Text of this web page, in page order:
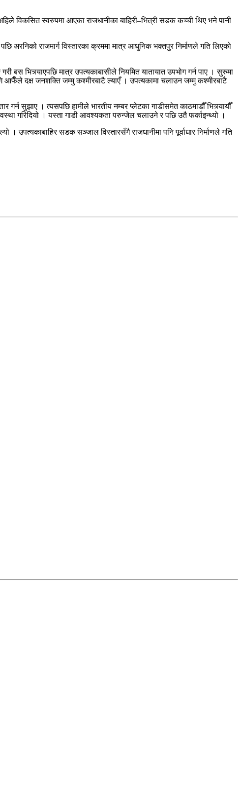
विकसित स्वरुपमा आएका राजधानीका बाहिरी–भित्री सडक कच्ची थिए भने पानी
राजमार्ग विस्तारका क्रममा मात्र आधुनिक भक्तपुर निर्माणले गति लिएको
बस भित्र्याएपछि मात्र उपत्यकाबासीले नियमित यातायात उपभोग गर्न पाए । सुरुमा
आफैँले दक्ष जनशक्ति जम्मु कश्मीरबाटै ल्याएँ । उपत्यकामा चलाउन जम्मु कश्मीरबाटै
सुझाए । त्यसपछि हामीले भारतीय नम्बर प्लेटका गाडीसमेत काठमाडौँ भित्र्यायौँ
गरिदियो । यस्ता गाडी आवश्यकता परुन्जेल चलाउने र पछि उतै फर्काइन्थ्यो ।
उपत्यकाबाहिर सडक सञ्जाल विस्तारसँगै राजधानीमा पनि पूर्वाधार निर्माणले गति